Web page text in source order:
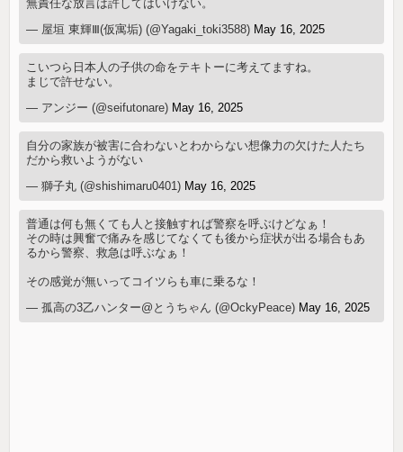
無責任な放言は許してはいけない。
— 屋垣 東輝Ⅲ(仮寓垢) (@Yagaki_toki3588) May 16, 2025
こいつら日本人の子供の命をテキトーに考えてますね。
まじで許せない。
— アンジー (@seifutonare) May 16, 2025
自分の家族が被害に合わないとわからない想像力の欠けた人たち
だから救いようがない
— 獅子丸 (@shishimaru0401) May 16, 2025
普通は何も無くても人と接触すれば警察を呼ぶけどなぁ！
その時は興奮で痛みを感じてなくても後から症状が出る場合もあ
るから警察、救急は呼ぶなぁ！
その感覚が無いってコイツらも車に乗るな！
— 孤高の3乙ハンター@とうちゃん (@OckyPeace) May 16, 2025